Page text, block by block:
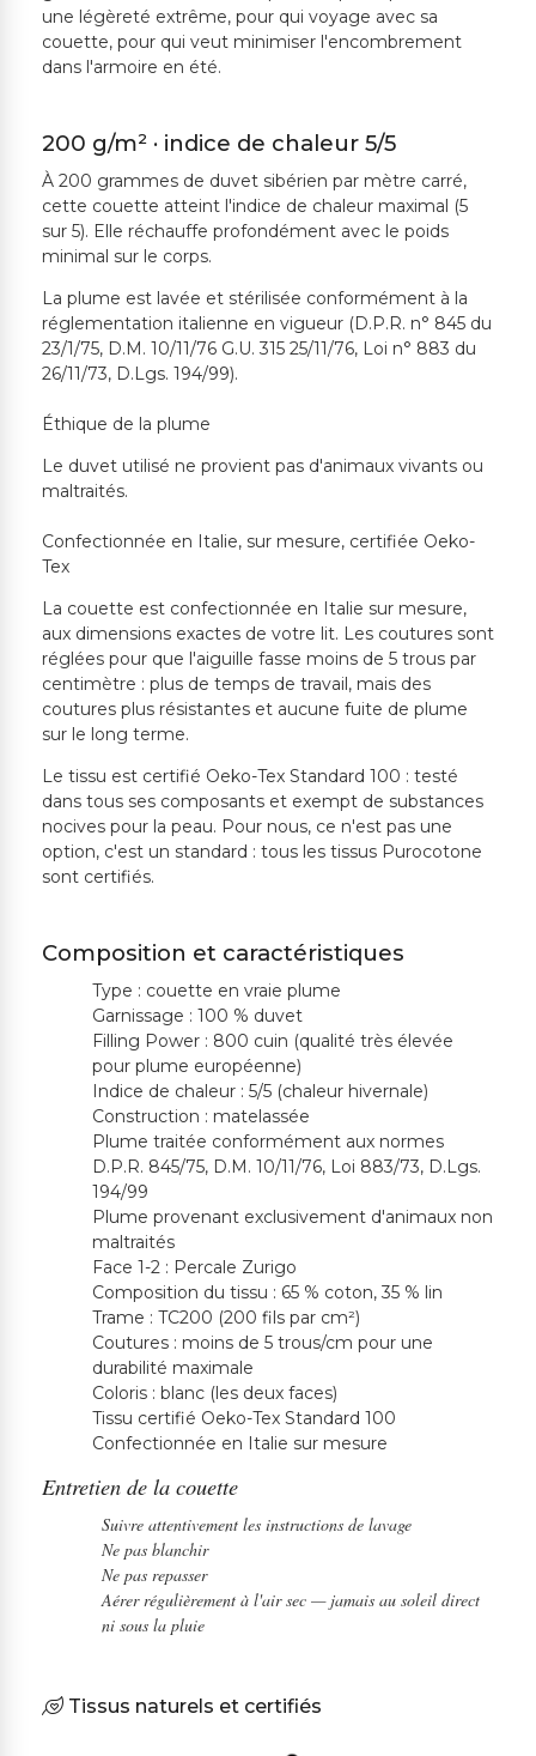
une légèreté extrême, pour qui voyage avec sa
couette, pour qui veut minimiser l'encombrement
dans l'armoire en été.
200 g/m² · indice de chaleur 5/5
À 200 grammes de duvet sibérien par mètre carré,
cette couette atteint l'indice de chaleur maximal (5
sur 5). Elle réchauffe profondément avec le poids
minimal sur le corps.
La plume est lavée et stérilisée conformément à la
réglementation italienne en vigueur (D.P.R. n° 845 du
23/1/75, D.M. 10/11/76 G.U. 315 25/11/76, Loi n° 883 du
26/11/73, D.Lgs. 194/99).
Éthique de la plume
Le duvet utilisé ne provient pas d'animaux vivants ou
maltraités.
Confectionnée en Italie, sur mesure, certifiée Oeko-
Tex
La couette est confectionnée en Italie sur mesure,
aux dimensions exactes de votre lit. Les coutures sont
réglées pour que l'aiguille fasse moins de 5 trous par
centimètre : plus de temps de travail, mais des
coutures plus résistantes et aucune fuite de plume
sur le long terme.
Le tissu est certifié Oeko-Tex Standard 100 : testé
dans tous ses composants et exempt de substances
nocives pour la peau. Pour nous, ce n'est pas une
option, c'est un standard : tous les tissus Purocotone
sont certifiés.
Composition et caractéristiques
Type : couette en vraie plume
Garnissage : 100 % duvet
Filling Power : 800 cuin (qualité très élevée
pour plume européenne)
Indice de chaleur : 5/5 (chaleur hivernale)
Construction : matelassée
Plume traitée conformément aux normes
D.P.R. 845/75, D.M. 10/11/76, Loi 883/73, D.Lgs.
194/99
Plume provenant exclusivement d'animaux non
maltraités
Face 1-2 : Percale Zurigo
Composition du tissu : 65 % coton, 35 % lin
Trame : TC200 (200 fils par cm²)
Coutures : moins de 5 trous/cm pour une
durabilité maximale
Coloris : blanc (les deux faces)
Tissu certifié Oeko-Tex Standard 100
Confectionnée en Italie sur mesure
Entretien de la couette
Suivre attentivement les instructions de lavage
Ne pas blanchir
Ne pas repasser
Aérer régulièrement à l'air sec — jamais au soleil direct
ni sous la pluie
Tissus naturels et certifiés